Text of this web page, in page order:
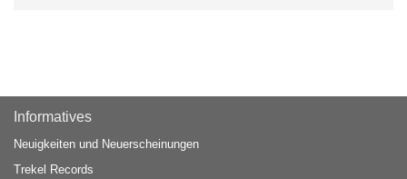
Informatives
Neuigkeiten und Neuerscheinungen
Trekel Records